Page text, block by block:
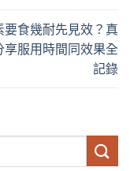
要食幾耐先見效？真
享服用時間同效果全
記錄